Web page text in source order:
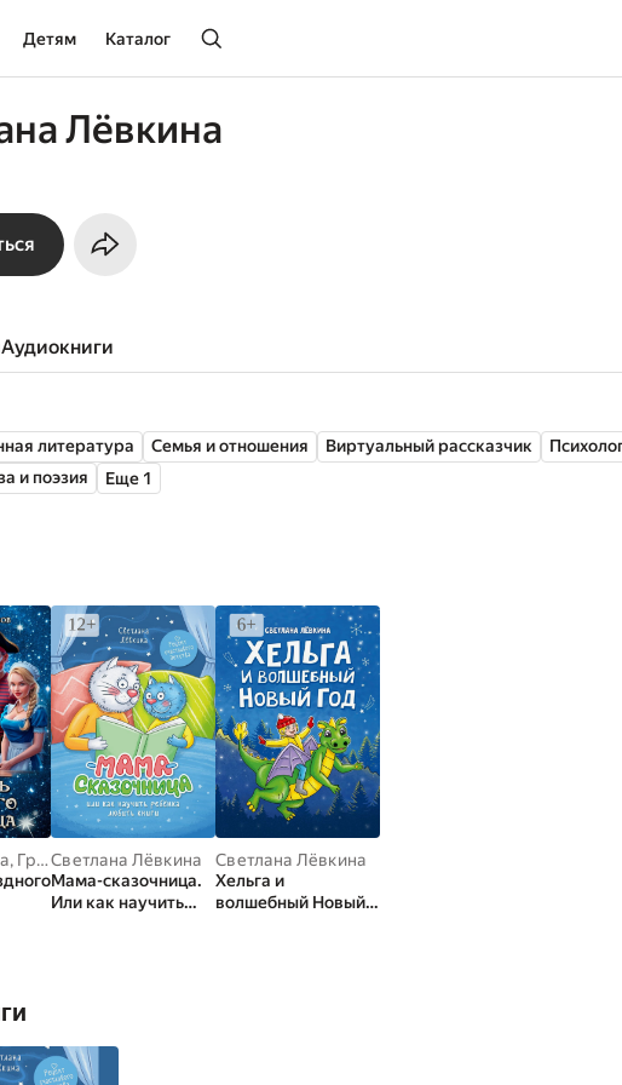
Детям Каталог
Лёвкина
аудиокниги
литература Семья и отношения Виртуальный рассказчик
и поэзия
Еще 1
, Григорий Родственников ,Николай Лебедев
Светлана Лёвкина
Мама-сказочница.
Или как научить
Светлана Лёвкина
Хельга и
волшебный Новый